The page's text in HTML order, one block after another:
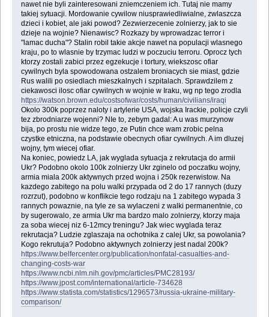
nawet nie byli zainteresowani zniemczeniem ich. Tutaj nie mamy
takiej sytuacji. Mordowanie cywilow niusprawiedliwialne, zwlaszcza
dzieci i kobiet, ale jaki powod? Zezwierzecenie zolnierzy, jak to sie
dzieje na wojnie? Nienawisc? Rozkazy by wprowadzac terror i
"lamac ducha"? Stalin robil takie akcje nawet na populacji wlasnego
kraju, po to wlasnie by trzymac ludzi w poczuciu terroru. Oprocz tych
ktorzy zostali zabici przez egzekucje i tortury, wiekszosc ofiar
cywilnych byla spowodowana ostzalem broniacych sie miast, gdzie
Rus walili po osiedlach mieszkalnych i szpitalach. Sprawdzilem z
ciekawosci ilosc ofiar cywilnych w wojnie w Iraku, wg np tego zrodla
https://watson.brown.edu/costsofwar/costs/human/civilians/iraqi
Okolo 300k poprzez naloty i artylerie USA, wojska Irackie, policje czyli
tez zbrodniarze wojenni? NIe to, zebym gadal: A u was murzynow
bija, po prostu nie widze tego, ze Putin chce wam zrobic pelna
czystke etniczna, na podstawie obecnych ofiar cywilnych. A im dluzej
wojny, tym wiecej ofiar.
Na koniec, powiedz LA, jak wyglada sytuacja z rekrutacja do armii
Ukr? Podobno okolo 100k zolnierzy Ukr zginelo od poczatku wojny,
armia miala 200k aktywnych przed wojna i 250k rezerwistow. Na
kazdego zabitego na polu walki przypada od 2 do 17 rannych (duzy
rozrzut), podobno w konflikcie tego rodzaju na 1 zabitego wypada 3
rannych powaznie, na tyle ze sa wylaczeni z walki permanentnie, co
by sugerowalo, ze armia Ukr ma bardzo malo zolnierzy, ktorzy maja
za soba wiecej niz 6-12mcy treningu? Jak wiec wyglada teraz
rekrutacja? Ludzie zglaszaja na ochotnika z calej Ukr, sa powolania?
Kogo rekrutuja? Podobno aktywnych zolnierzy jest nadal 200k?
https://www.belfercenter.org/publication/nonfatal-casualties-and-
changing-costs-war
https://www.ncbi.nlm.nih.gov/pmc/articles/PMC28193/
https://www.jpost.com/international/article-734628
https://www.statista.com/statistics/1296573/russia-ukraine-military-
comparison/